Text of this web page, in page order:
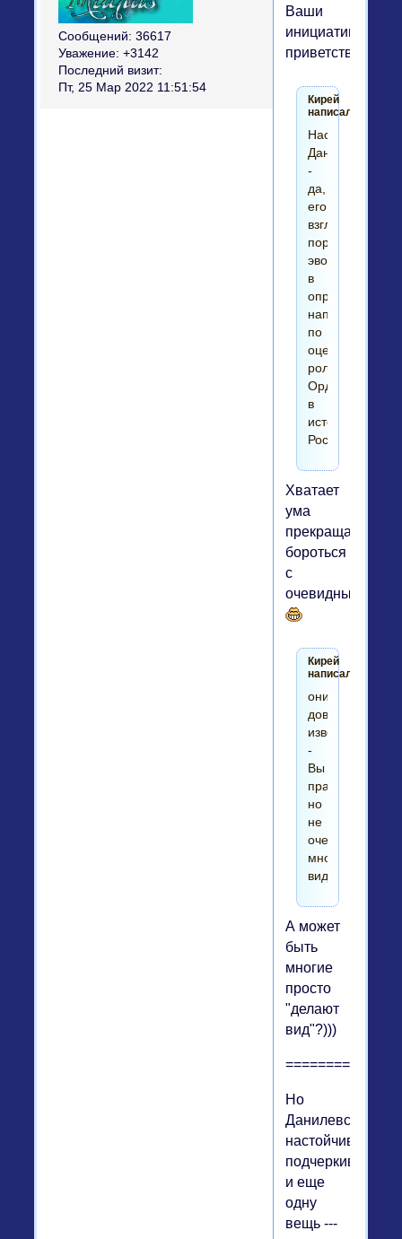
Сообщений: 36617
Уважение: +3142
Последний визит:
Пт, 25 Мар 2022 11:51:54
Ваши
инициативы
Кирей
написал(а):
Насчет
Данилевского
-
да,
его
взгляды
порядком
в
определенном
направлении
по
оценке
роли
Орды
в
истории
России.
Хватает
ума
прекращать
бороться
с
очевидным
Кирей
написал(а):
они
довольно
известны
-
Вы
правы,
но
не
очень
многим,
видимо.
А может
быть
многие
просто
"делают
вид"?)))
Но
Данилевский
настойчиво
подчеркивал
и еще
одну
вещь ---